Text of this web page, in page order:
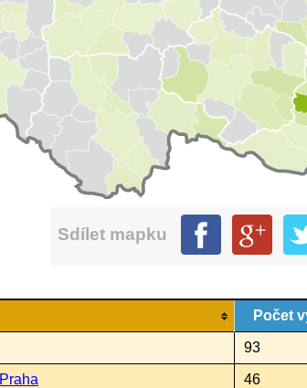
Sdílet mapku
Počet
93
46